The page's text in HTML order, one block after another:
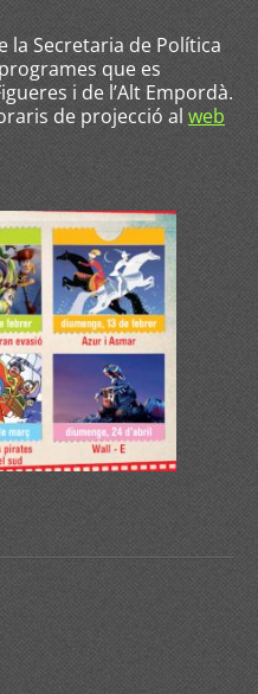
la Secretaria de Política
que es
i de l’Alt Empordà.
de projecció al web